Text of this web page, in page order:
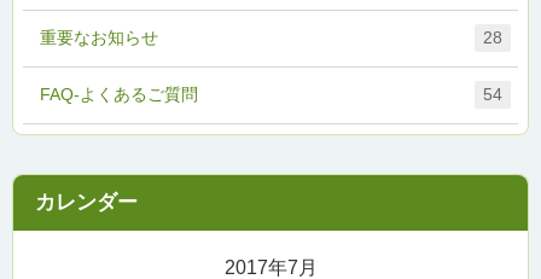
FAQ-よくあるご質問 54
重要なお知らせ 28
2017年7月